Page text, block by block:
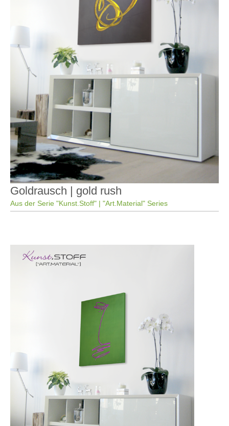
Goldrausch | gold rush
Aus der Serie "Kunst.Stoff" | "Art.Material" Series